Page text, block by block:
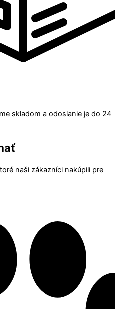
skladom a odoslanie je do 24
naši zákazníci nakúpili pre